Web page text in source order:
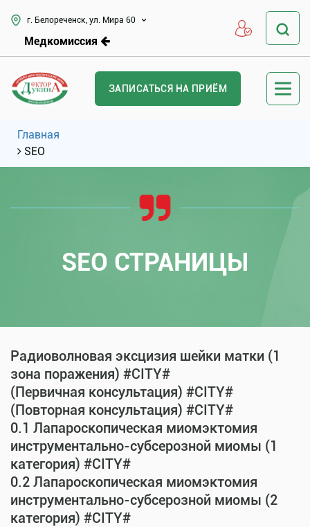
г. Белореченск, ул. Мира 60
Медкомиссия
ЗАПИСАТЬСЯ НА ПРИЁМ
Главная
SEO
SEO СТРАНИЦЫ
Радиоволновая эксцизия шейки матки (1
зона поражения) #CITY#
(Первичная консультация) #CITY#
(Повторная консультация) #CITY#
0.1 Лапароскопическая миомэктомия
инструментально-субсерозной миомы (1
категория) #CITY#
0.2 Лапароскопическая миомэктомия
инструментально-субсерозной миомы (2
категория) #CITY#